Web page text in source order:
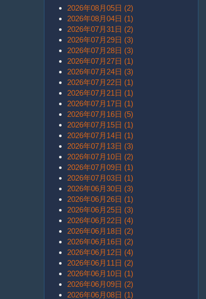
2026年08月05日 (2)
2026年08月04日 (1)
2026年07月31日 (2)
2026年07月29日 (3)
2026年07月28日 (3)
2026年07月27日 (1)
2026年07月24日 (3)
2026年07月22日 (1)
2026年07月21日 (1)
2026年07月17日 (1)
2026年07月16日 (5)
2026年07月15日 (1)
2026年07月14日 (1)
2026年07月13日 (3)
2026年07月10日 (2)
2026年07月09日 (1)
2026年07月03日 (1)
2026年06月30日 (3)
2026年06月26日 (1)
2026年06月25日 (3)
2026年06月22日 (4)
2026年06月18日 (2)
2026年06月16日 (2)
2026年06月12日 (4)
2026年06月11日 (2)
2026年06月10日 (1)
2026年06月09日 (2)
2026年06月08日 (1)